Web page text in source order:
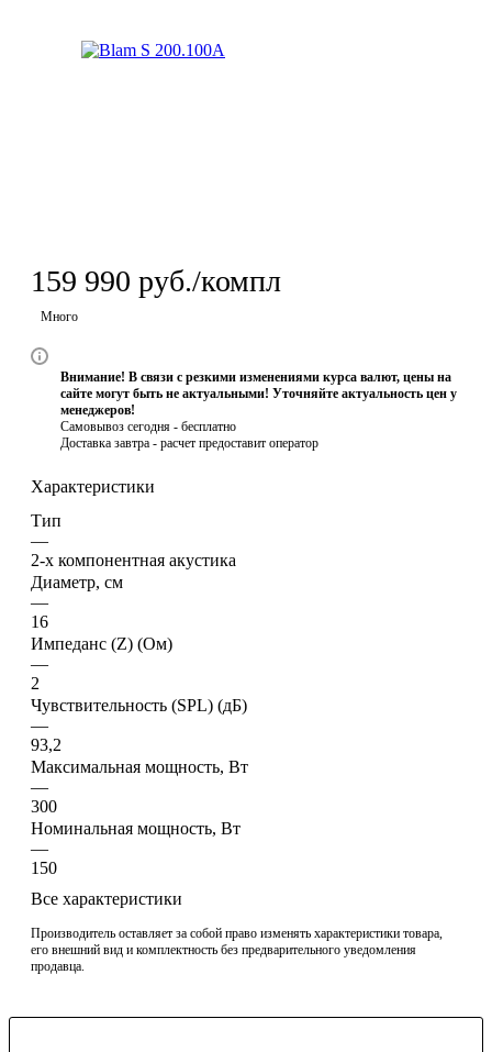
159 990 руб./компл
Много
Внимание! В связи с резкими изменениями курса валют, цены на
сайте могут быть не актуальными! Уточняйте актуальность цен у
менеджеров!
Самовывоз сегодня - бесплатно
Доставка завтра - расчет предоставит оператор
Характеристики
Тип
—
2-х компонентная акустика
Диаметр, см
—
16
Импеданс (Z) (Ом)
—
2
Чувствительность (SPL) (дБ)
—
93,2
Максимальная мощность, Вт
—
300
Номинальная мощность, Вт
—
150
Все характеристики
Производитель оставляет за собой право изменять характеристики товара,
его внешний вид и комплектность без предварительного уведомления
продавца.